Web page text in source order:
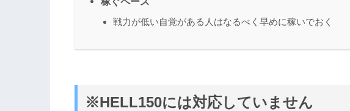
戦力が低い自覚がある人はなるべく早めに稼いでおく
※HELL150には対応していません